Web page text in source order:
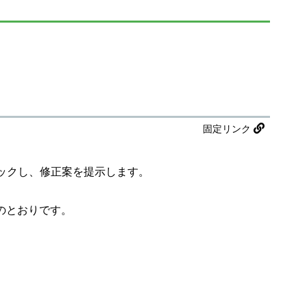
固定リンク
し、修正案を提示します。
おりです。